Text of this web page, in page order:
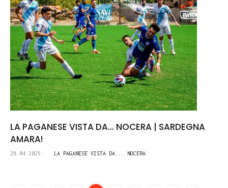
LA PAGANESE VISTA DA... NOCERA | SARDEGNA
AMARA!
28.04.2025 LA PAGANESE VISTA DA... NOCERA